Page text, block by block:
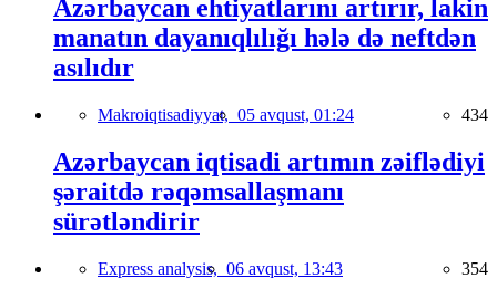
Azərbaycan ehtiyatlarını artırır, lakin
manatın dayanıqlılığı hələ də neftdən
asılıdır
Makroiqtisadiyyat, 05 avqust, 01:24 434
Azərbaycan iqtisadi artımın zəiflədiyi
şəraitdə rəqəmsallaşmanı
sürətləndirir
Express analysis, 06 avqust, 13:43 354